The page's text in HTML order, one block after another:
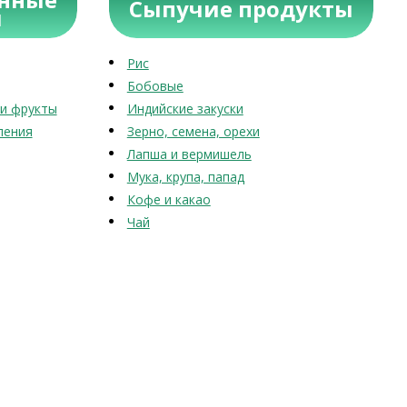
фрукты
Сыпучие продукты
Рис
Бобовые
Индийские закуски
Зерно, семена, орехи
Лапша и вермишель
Мука, крупа, папад
Кофе и какао
Чай